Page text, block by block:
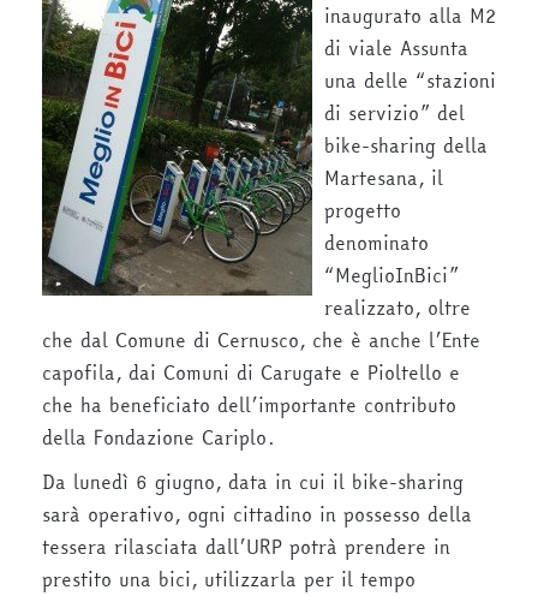
inaugurato alla M2
di viale Assunta
una delle “stazioni
di servizio” del
bike-sharing della
Martesana, il
progetto
denominato
“MeglioInBici”
realizzato, oltre
che dal Comune di Cernusco, che è anche l’Ente
capofila, dai Comuni di Carugate e Pioltello e
che ha beneficiato dell’importante contributo
della Fondazione Cariplo.
Da lunedì 6 giugno, data in cui il bike-sharing
sarà operativo, ogni cittadino in possesso della
tessera rilasciata dall’URP potrà prendere in
prestito una bici, utilizzarla per il tempo